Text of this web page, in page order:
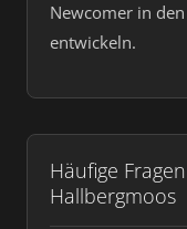
Newcomer in
entwickeln.
Häufige
Hallbergmoos